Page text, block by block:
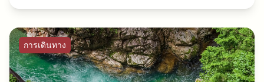
การเดินทาง